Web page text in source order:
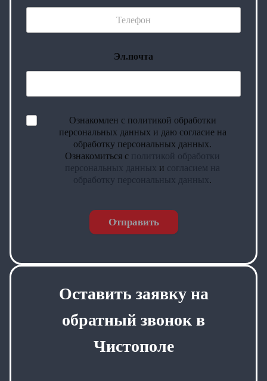
Эл.почта
Ознакомлен с политикой обработки
персональных данных и даю согласие на
обработку персональных данных.
Ознакомиться с политикой обработки
персональных данных и согласием на
обработку персональных данных.
Отправить
Оставить заявку на
обратный звонок в
Чистополе